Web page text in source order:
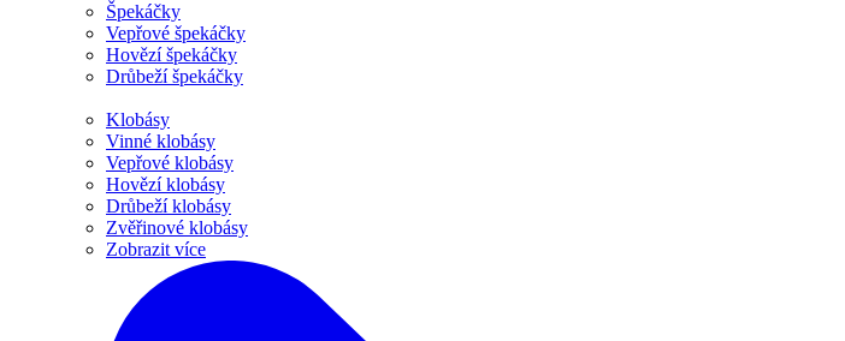
Špekáčky
Vepřové špekáčky
Hovězí špekáčky
Drůbeží špekáčky
Klobásy
Vinné klobásy
Vepřové klobásy
Hovězí klobásy
Drůbeží klobásy
Zvěřinové klobásy
Zobrazit více